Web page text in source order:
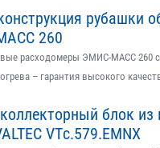
рубашки
260
расходомеры ЭМИС-МАСС 260
– гарантия высокого
блок
VTс.579.EMNX